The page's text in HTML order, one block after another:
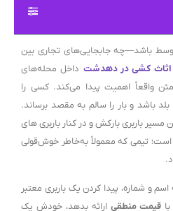
باشد—چه جابجایی‌های تجاری بین
اثاث کشی در دهدشت داخل محله‌های
واقعاً اهمیت پیدا می‌کند. کسی را
باشد و بار را سالم به مقصد برساند.
مسیر باربری بارکش و در کنار باربری های
تیمی که معمولاً به‌خاطر خوش‌قولی
و شماره، پیدا کردن یک باربری معتبر
قیمت منطقی ارائه بدهد، خودش یک